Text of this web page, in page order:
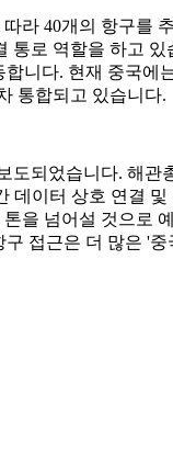
라 40개의 항구
로 역할을 하고
니다. 현재 중국
통합되고 있습니다.
되었습니다. 해
이터 상호 연결
을 넘어설 것으로
접근은 더 많은